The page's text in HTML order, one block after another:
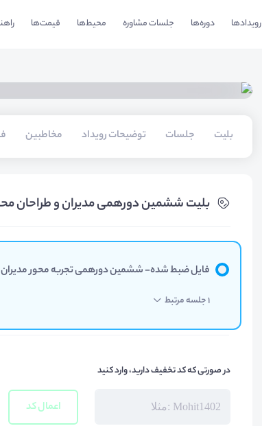
رویدادها دوره‌ها جلسات مشاوره محیط‌ها قیمت‌ها
بلیت‌ جلسات توضیحات رویداد مخاطبین
بلیت‌ ششمین دورهمی مدیران و طراحان
فایل ضبط شده- ششمین دورهمی تجربه محور
1 جلسه مرتبط
در صورتی که کد تخفیف دارید، وارد کنید
اعمال کد